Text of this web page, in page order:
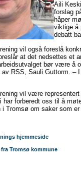
Aili
forslag
håper
viktige å
debatt
vil også foreslå
at det nedsettes et
bør være å
RSS, Sauli Guttorm. –
vil være
har forberedt oss til å
i Tromsø om saker som
hjemmeside
Tromsø kommune